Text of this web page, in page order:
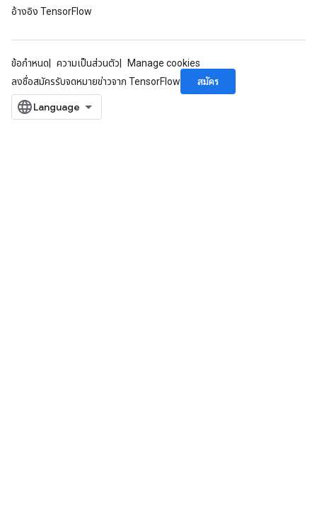
อ้างอิง TensorFlow
ข้อกำหนด ความเป็นส่วนตัว
Manage cookies
ลงชื่อสมัครรับจดหมายข่าวจาก TensorFlow
สมัคร